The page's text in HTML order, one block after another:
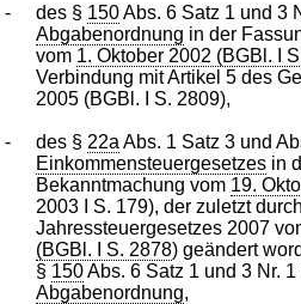
- des § 150Abs. 6 Satz 1 und 3
Abgabenordnung in der
vom 1. Oktober 2002 (BGBl. I
Verbindung mit Artikel 5 des
2005 (BGBl. I S. 2809),
- des § 22a Abs. 1 Satz 3 und
Einkommensteuergesetzes in
Bekanntmachung vom 19.
2003 I S. 179), der zuletzt
Jahressteuergesetzes 2007
(BGBl. I S. 2878) geändert
§ 150Abs. 6 Satz 1 und 3 Nr.
Abgabenordnung,